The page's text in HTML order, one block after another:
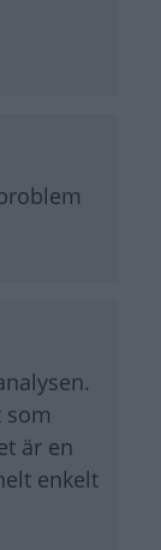
som
är en
enkelt